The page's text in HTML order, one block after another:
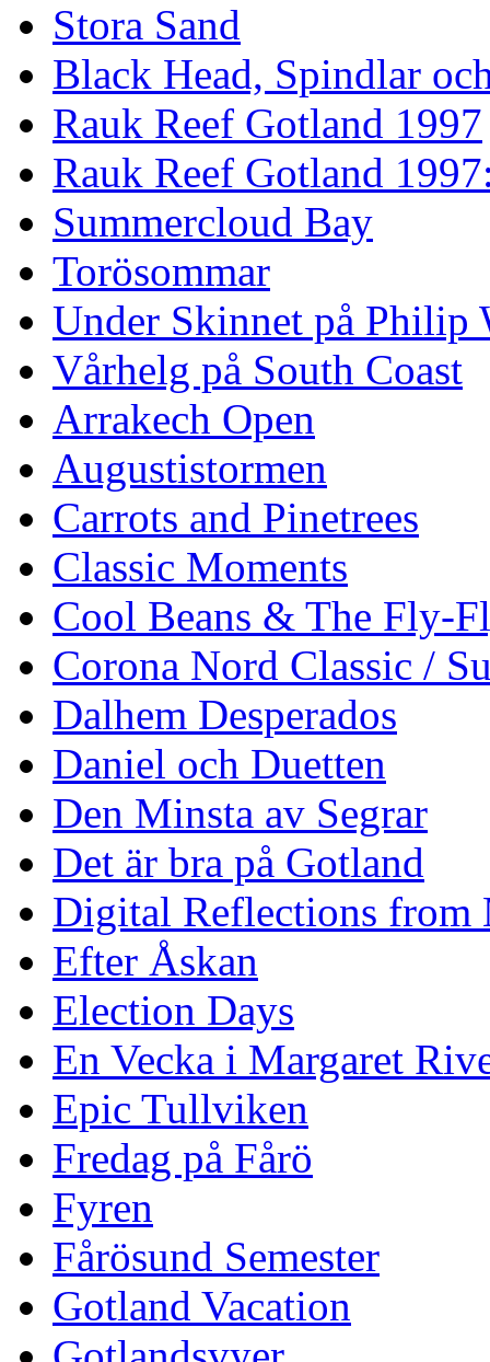
Stora Sand
Black Head, Spindlar
Rauk Reef Gotland 1997
Rauk Reef Gotland
Summercloud Bay
Torösommar
Under Skinnet på Philip
Vårhelg på South Coast
Arrakech Open
Augustistormen
Carrots and Pinetrees
Classic Moments
Cool Beans & The Fly-
Corona Nord Classic /
Dalhem Desperados
Daniel och Duetten
Den Minsta av Segrar
Det är bra på Gotland
Digital Reflections from
Efter Åskan
Election Days
En Vecka i Margaret
Epic Tullviken
Fredag på Fårö
Fyren
Fårösund Semester
Gotland Vacation